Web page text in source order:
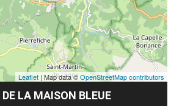
DE LA MAISON BLEUE
Leaflet | Map data ©OpenStreetMap contributors